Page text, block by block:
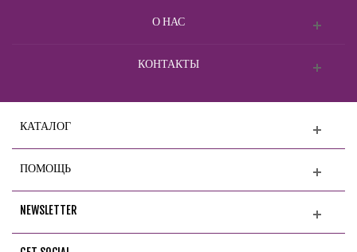
О НАС
КОНТАКТЫ
КАТАЛОГ
ПОМОЩЬ
NEWSLETTER